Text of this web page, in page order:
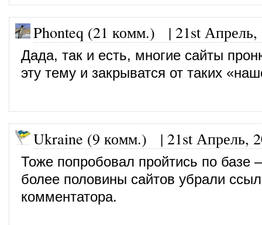
Phonteq (21 комм.) | 21st Апрель,
Дада, так и есть, многие сайты
эту тему и закрыватся от таких
Ukraine (9 комм.) | 21st Апрель,
Тоже попробовал пройтись по базе
более половины сайтов убрали
комментатора.